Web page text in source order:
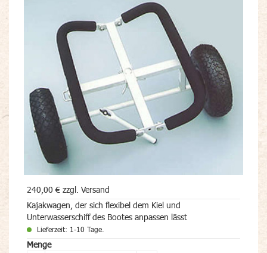
240,00 € zzgl. Versand
Kajakwagen, der sich flexibel dem Kiel und
Unterwasserschiff des Bootes anpassen lässt
Lieferzeit: 1-10 Tage.
Menge